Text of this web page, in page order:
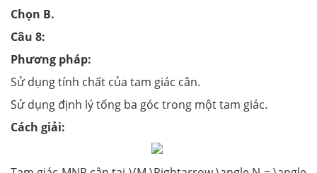
Chọn B.
Câu 8:
Phương pháp:
Sử dụng tính chất của tam giác cân.
Sử dụng định lý tổng ba góc trong một tam giác.
Cách giải: